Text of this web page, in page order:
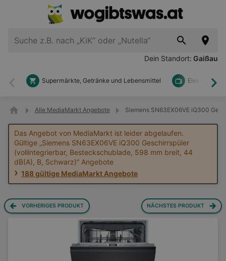
Dein Standort: Gaißau
Zurück
Supermärkte, Getränke und Lebensmittel Elektronik
Alle MediaMarkt Angebote Siemens SN63EX06VE iQ300
Das Angebot von MediaMarkt ist leider abgelaufen.
Gültige „Siemens SN63EX06VE iQ300 Geschirrspüler
(vollintegrierbar, Besteckschublade, 598 mm breit, 44
dB(A), B, Schwarz)“ Angebote
188 gültige MediaMarkt Angebote
VORHERIGES PRODUKT NÄCHSTES PRODUKT